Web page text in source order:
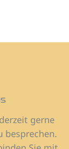
gerne
besprechen.